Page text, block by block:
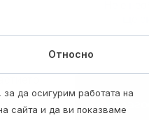
Не е
ще
Относно
да осигурим работата на
сайта и да ви показваме